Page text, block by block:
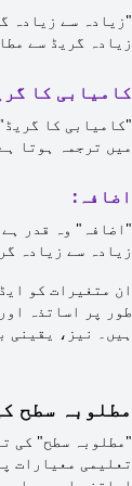
"زیادہ سے زیادہ
زیادہ گریڈ سے
کامیابی کا
"کامیابی کا
میں ترجمہ ہوتا
اضافہ:
"اضافہ" وہ قدر
زیادہ سے زیادہ
ان متغیرات کو
طور پر اساتذہ
ہیں۔ نیز، یقینی
مطلوبہ سطح
"مطلوبہ سطح" کی
تعلیمی معیارات